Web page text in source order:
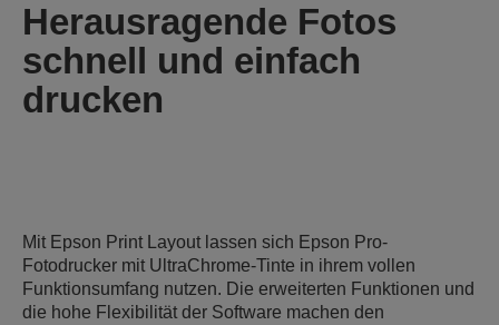
Herausragende Fotos
schnell und einfach
drucken
Mit Epson Print Layout lassen sich Epson Pro-
Fotodrucker mit UltraChrome-Tinte in ihrem vollen
Funktionsumfang nutzen. Die erweiterten Funktionen und
die hohe Flexibilität der Software machen den